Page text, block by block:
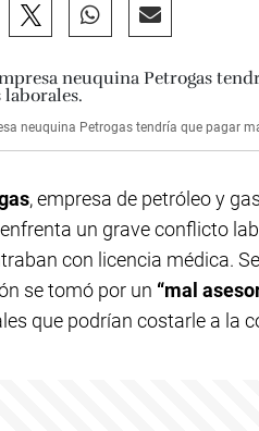
neuquina Petrogas tendría que pagar
, empresa de petróleo y
un grave conflicto
con licencia médica.
se tomó por un “mal
que podrían costarle a la